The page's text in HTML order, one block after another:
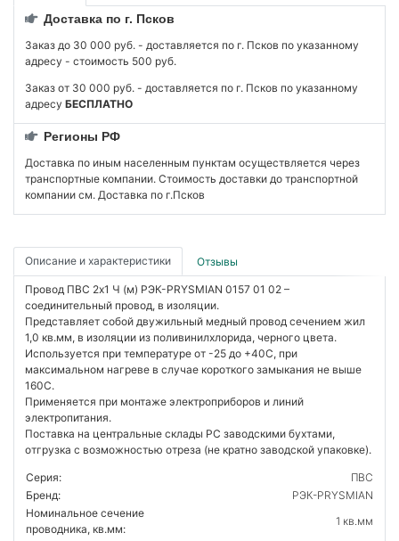
Доставка по г. Псков
Заказ до 30 000 руб. - доставляется по г. Псков по указанному
адресу - стоимость 500 руб.
Заказ от 30 000 руб. - доставляется по г. Псков по указанному
адресу БЕСПЛАТНО
Регионы РФ
Доставка по иным населенным пунктам осуществляется через
транспортные компании. Стоимость доставки до транспортной
компании см. Доставка по г.Псков
Описание и характеристики Отзывы
Провод ПВС 2х1 Ч (м) РЭК-PRYSMIAN 0157 01 02 –
соединительный провод, в изоляции.
Представляет собой двужильный медный провод сечением жил
1,0 кв.мм, в изоляции из поливинилхлорида, черного цвета.
Используется при температуре от -25 до +40С, при
максимальном нагреве в случае короткого замыкания не выше
160С.
Применяется при монтаже электроприборов и линий
электропитания.
Поставка на центральные склады РС заводскими бухтами,
отгрузка с возможностью отреза (не кратно заводской упаковке).
Серия:
ПВС
Бренд:
РЭК-PRYSMIAN
Номинальное сечение
проводника, кв.мм:
1 кв.мм